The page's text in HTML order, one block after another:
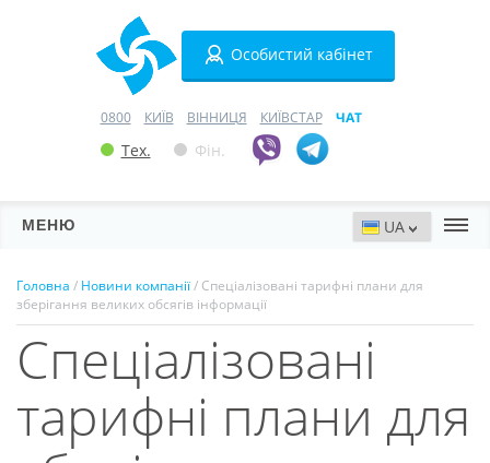
Особистий кабінет
0800 КИЇВ ВІННИЦЯ КИЇВСТАР ЧАТ
Тех. Фін.
МЕНЮ
Хостинг
Домени
VPN
SSL
Головна / Новини компанії/ Спеціалізовані тарифні плани для
зберігання великих обсягів інформації
Спеціалізовані
тарифні плани для